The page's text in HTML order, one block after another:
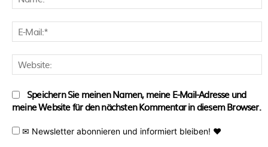
Speichern Sie meinen Namen, meine E-Mail-Adresse und
meine Website für den nächsten Kommentar in diesem Browser.
✉ Newsletter abonnieren und informiert bleiben! ♥